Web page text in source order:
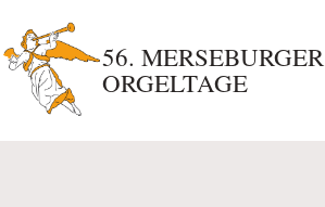
Inhalt
springen
56. MERSEBURGER
ORGELTAGE